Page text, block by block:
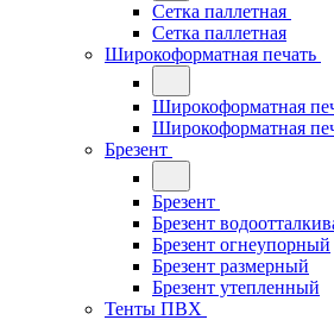
Сетка паллетная
Сетка паллетная
Широкоформатная печать
Широкоформатная
Широкоформатная
Брезент
Брезент
Брезент
Брезент огнеупорный
Брезент размерный
Брезент утепленный
Тенты ПВХ